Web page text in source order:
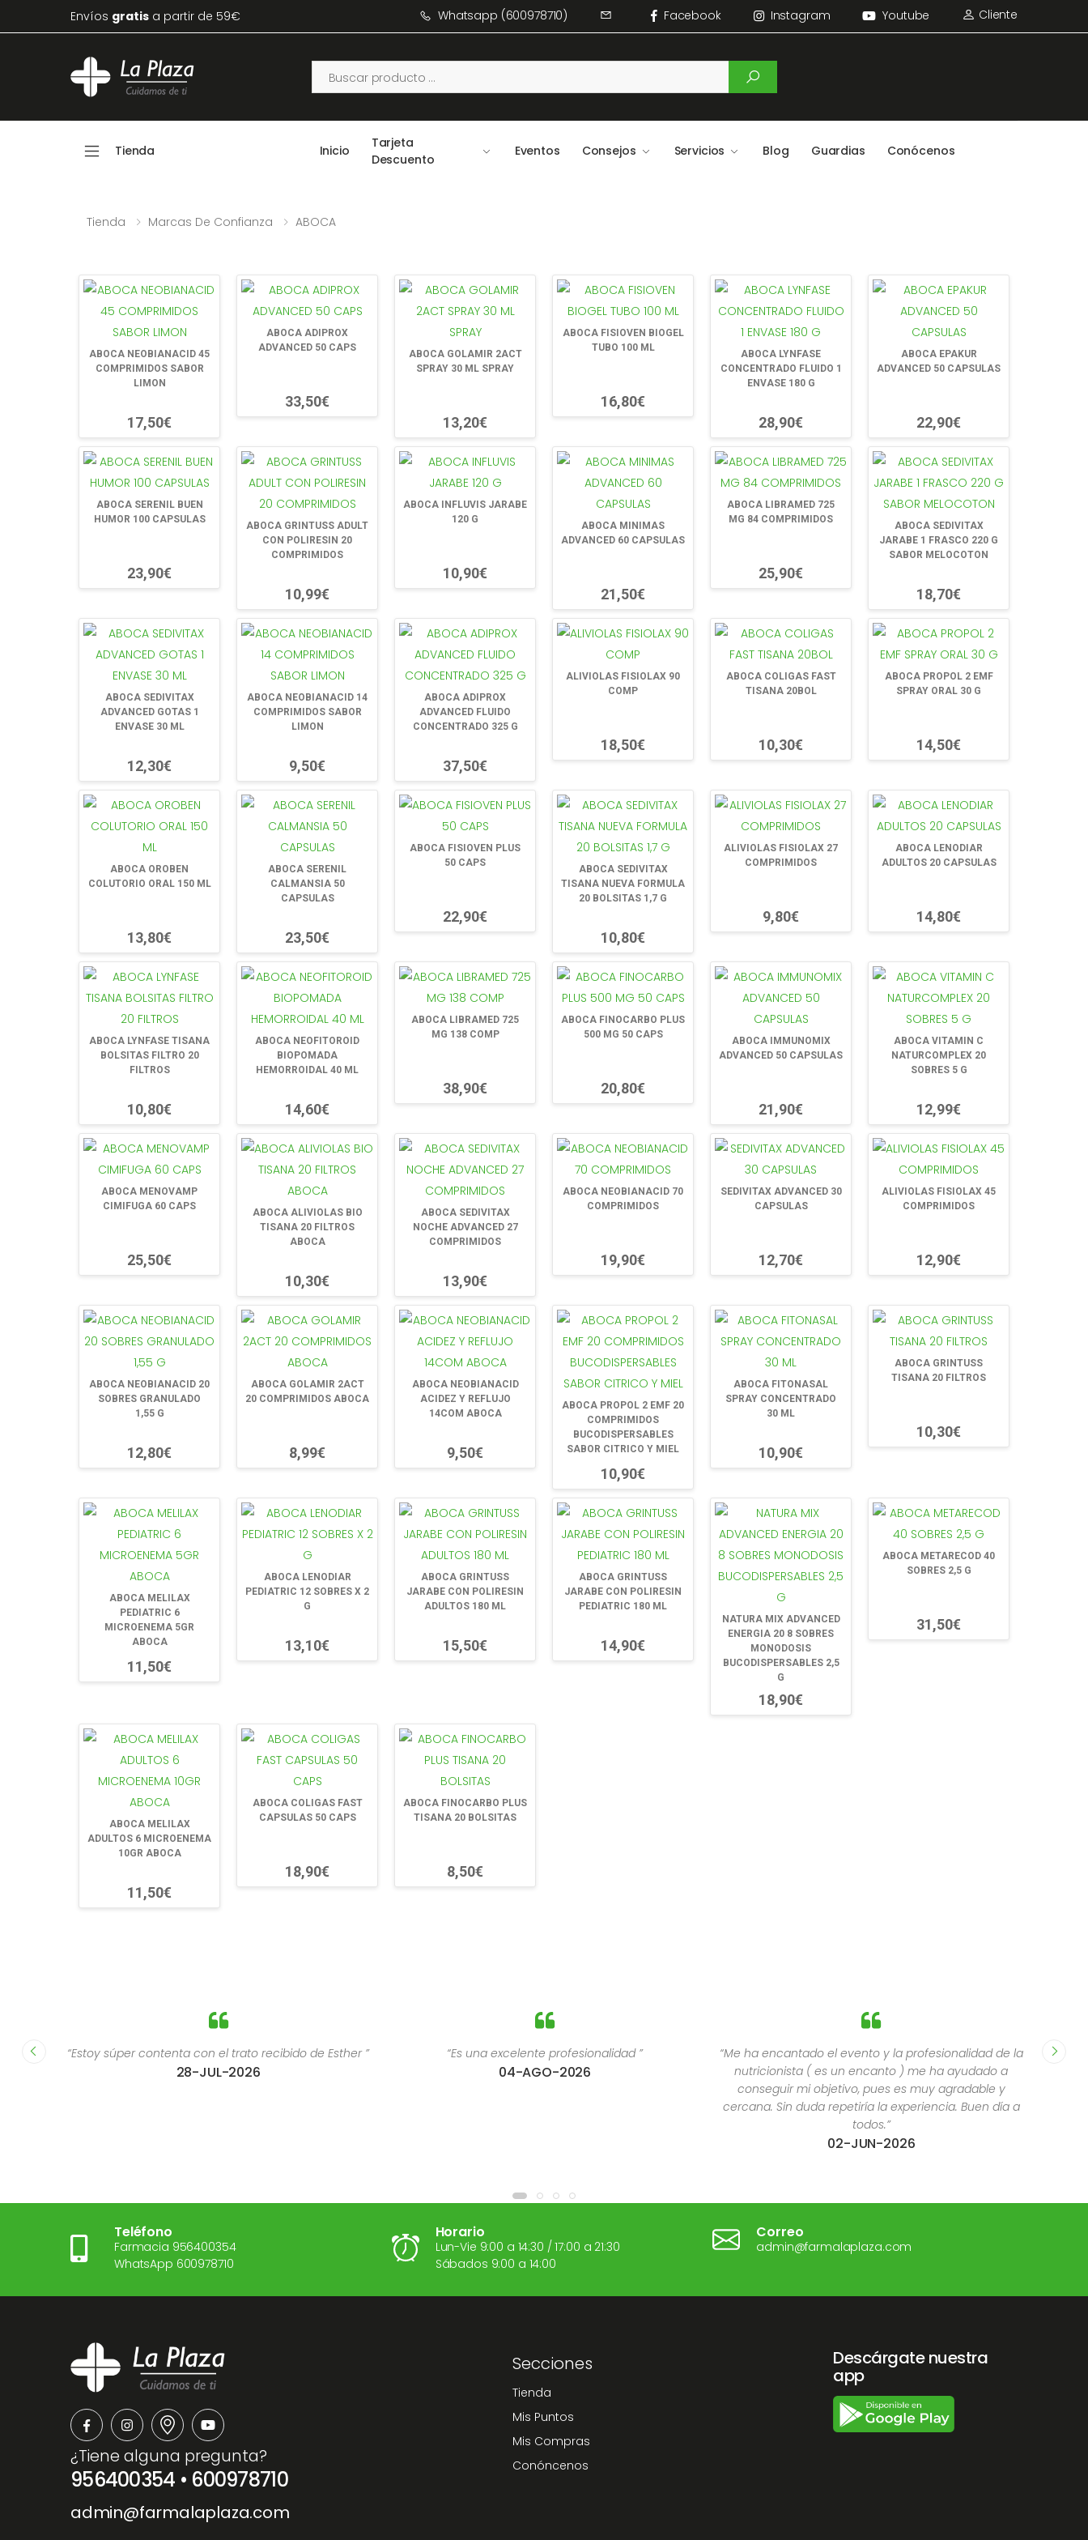
Envíos gratis a partir de 59€ Whatsapp (600978710) Facebook Instagram Youtube Cliente
Tienda Inicio
Tarjeta
Descuento
Eventos Consejos Servicios Blog Guardias Conócenos
Tienda Marcas De Confianza ABOCA
ABOCA NEOBIANACID 45
COMPRIMIDOS SABOR
LIMON
17,50€
ABOCA ADIPROX
ADVANCED 50 CAPS
33,50€
ABOCA GOLAMIR 2ACT
SPRAY 30 ML SPRAY
13,20€
ABOCA FISIOVEN BIOGEL
TUBO 100 ML
16,80€
ABOCA LYNFASE
CONCENTRADO FLUIDO 1
ENVASE 180 G
28,90€
ABOCA EPAKUR
ADVANCED 50 CAPSULAS
22,90€
ABOCA SERENIL BUEN
HUMOR 100 CAPSULAS
23,90€
ABOCA GRINTUSS ADULT
CON POLIRESIN 20
COMPRIMIDOS
10,99€
ABOCA INFLUVIS JARABE
120 G
10,90€
ABOCA MINIMAS
ADVANCED 60 CAPSULAS
21,50€
ABOCA LIBRAMED 725
MG 84 COMPRIMIDOS
25,90€
ABOCA SEDIVITAX
JARABE 1 FRASCO 220 G
SABOR MELOCOTON
18,70€
ABOCA SEDIVITAX
ADVANCED GOTAS 1
ENVASE 30 ML
12,30€
ABOCA NEOBIANACID 14
COMPRIMIDOS SABOR
LIMON
9,50€
ABOCA ADIPROX
ADVANCED FLUIDO
CONCENTRADO 325 G
37,50€
ALIVIOLAS FISIOLAX 90
COMP
18,50€
ABOCA COLIGAS FAST
TISANA 20BOL
10,30€
ABOCA PROPOL 2 EMF
SPRAY ORAL 30 G
14,50€
ABOCA OROBEN
COLUTORIO ORAL 150 ML
13,80€
ABOCA SERENIL
CALMANSIA 50
CAPSULAS
23,50€
ABOCA FISIOVEN PLUS
50 CAPS
22,90€
ABOCA SEDIVITAX
TISANA NUEVA FORMULA
20 BOLSITAS 1,7 G
10,80€
ALIVIOLAS FISIOLAX 27
COMPRIMIDOS
9,80€
ABOCA LENODIAR
ADULTOS 20 CAPSULAS
14,80€
ABOCA LYNFASE TISANA
BOLSITAS FILTRO 20
FILTROS
10,80€
ABOCA NEOFITOROID
BIOPOMADA
HEMORROIDAL 40 ML
14,60€
ABOCA LIBRAMED 725
MG 138 COMP
38,90€
ABOCA FINOCARBO PLUS
500 MG 50 CAPS
20,80€
ABOCA IMMUNOMIX
ADVANCED 50 CAPSULAS
21,90€
ABOCA VITAMIN C
NATURCOMPLEX 20
SOBRES 5 G
12,99€
ABOCA MENOVAMP
CIMIFUGA 60 CAPS
25,50€
ABOCA ALIVIOLAS BIO
TISANA 20 FILTROS
ABOCA
10,30€
ABOCA SEDIVITAX
NOCHE ADVANCED 27
COMPRIMIDOS
13,90€
ABOCA NEOBIANACID 70
COMPRIMIDOS
19,90€
SEDIVITAX ADVANCED 30
CAPSULAS
12,70€
ALIVIOLAS FISIOLAX 45
COMPRIMIDOS
12,90€
ABOCA NEOBIANACID 20
SOBRES GRANULADO
1,55 G
12,80€
ABOCA GOLAMIR 2ACT
20 COMPRIMIDOS ABOCA
8,99€
ABOCA NEOBIANACID
ACIDEZ Y REFLUJO
14COM ABOCA
9,50€
ABOCA PROPOL 2 EMF 20
COMPRIMIDOS
BUCODISPERSABLES
SABOR CITRICO Y MIEL
10,90€
ABOCA FITONASAL
SPRAY CONCENTRADO
30 ML
10,90€
ABOCA GRINTUSS
TISANA 20 FILTROS
10,30€
ABOCA MELILAX
PEDIATRIC 6
MICROENEMA 5GR
ABOCA
11,50€
ABOCA LENODIAR
PEDIATRIC 12 SOBRES X 2
G
13,10€
ABOCA GRINTUSS
JARABE CON POLIRESIN
ADULTOS 180 ML
15,50€
ABOCA GRINTUSS
JARABE CON POLIRESIN
PEDIATRIC 180 ML
14,90€
NATURA MIX ADVANCED
ENERGIA 20 8 SOBRES
MONODOSIS
BUCODISPERSABLES 2,5
G
18,90€
ABOCA METARECOD 40
SOBRES 2,5 G
31,50€
ABOCA MELILAX
ADULTOS 6 MICROENEMA
10GR ABOCA
11,50€
ABOCA COLIGAS FAST
CAPSULAS 50 CAPS
18,90€
ABOCA FINOCARBO PLUS
TISANA 20 BOLSITAS
8,50€
“Estoy súper contenta con el trato recibido de Esther ”
28-JUL-2026
“Es una excelente profesionalidad ”
04-AGO-2026
“Me ha encantado el evento y la profesionalidad de la
nutricionista ( es un encanto ) me ha ayudado a
conseguir mi objetivo, pues es muy agradable y
cercana. Sin duda repetiría la experiencia. Buen día a
todos.”
02-JUN-2026
Teléfono
Farmacia 956400354
WhatsApp 600978710
Horario
Lun-Vie 9:00 a 14:30 / 17:00 a 21:30
Sábados 9:00 a 14:00
Correo
admin@farmalaplaza.com
¿Tiene alguna pregunta?
956400354 • 600978710
admin@farmalaplaza.com
Secciones
Tienda
Mis Puntos
Mis Compras
Conóncenos
Descárgate nuestra
app